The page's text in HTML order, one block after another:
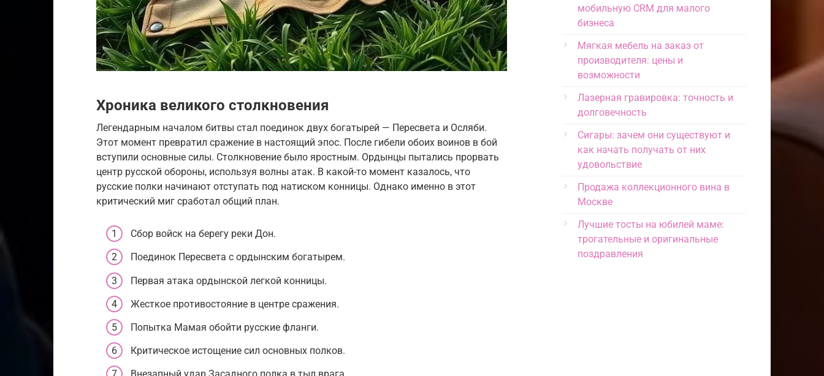
Хроника великого столкновения
Легендарным началом битвы стал поединок двух богатырей — Пересвета и Осляби.
Этот момент превратил сражение в настоящий эпос. После гибели обоих воинов в бой
вступили основные силы. Столкновение было яростным. Ордынцы пытались прорвать
центр русской обороны, используя волны атак. В какой-то момент казалось, что
русские полки начинают отступать под натиском конницы. Однако именно в этот
критический миг сработал общий план.
Сбор войск на берегу реки Дон.
Поединок Пересвета с ордынским богатырем.
Первая атака ордынской легкой конницы.
Жесткое противостояние в центре сражения.
Попытка Мамая обойти русские фланги.
Критическое истощение сил основных полков.
мобильную CRM для малого
бизнеса
Мягкая мебель на заказ от
производителя: цены и
возможности
Лазерная гравировка: точность и
долговечность
Сигары: зачем они существуют и
как начать получать от них
удовольствие
Продажа коллекционного вина в
Москве
Лучшие тосты на юбилей маме:
трогательные и оригинальные
поздравления